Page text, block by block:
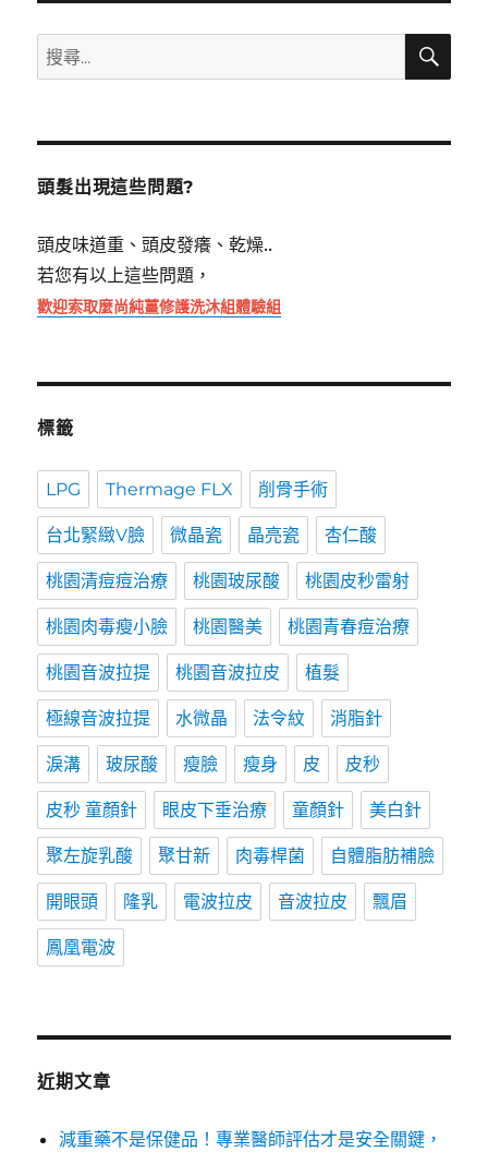
搜
尋
鍵
搜
頭髮出現這些問題?
頭皮味道重、頭皮發癢、乾燥..
若您有以上這些問題，
歡迎索取麼尚純薑修護洗沐組體驗組
標籤
LPG Thermage FLX 削骨手術
台北緊緻V臉 微晶瓷 晶亮瓷 杏仁酸
桃園清痘痘治療 桃園玻尿酸 桃園皮秒雷射
桃園肉毒瘦小臉 桃園醫美 桃園青春痘治療
桃園音波拉提 桃園音波拉皮 植髮
極線音波拉提 水微晶 法令紋 消脂針
淚溝 玻尿酸 瘦臉 瘦身 皮 皮秒
皮秒 童顏針 眼皮下垂治療 童顏針 美白針
聚左旋乳酸 聚甘新 肉毒桿菌 自體脂肪補臉
開眼頭 隆乳 電波拉皮 音波拉皮 飄眉
鳳凰電波
近期文章
減重藥不是保健品！專業醫師評估才是安全關鍵，